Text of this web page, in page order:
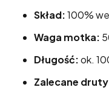
Skład:100%
Waga motka:
Długość:ok.
Zalecane